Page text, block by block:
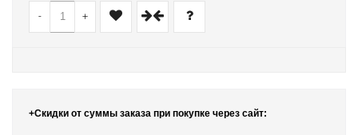
- +
+Скидки от суммы заказа при покупке через сайт: